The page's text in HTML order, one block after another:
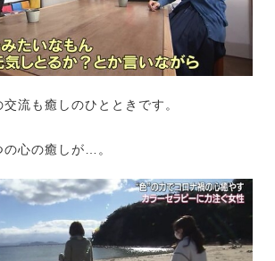
流も癒しのひとときです。
心の癒しが…。